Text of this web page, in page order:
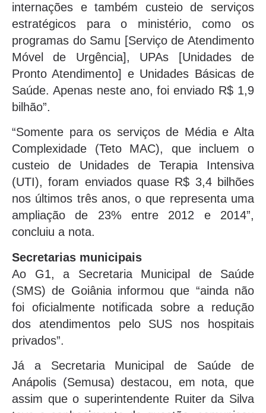
internações e também custeio de serviços
estratégicos para o ministério, como os
programas do Samu [Serviço de Atendimento
Móvel de Urgência], UPAs [Unidades de
Pronto Atendimento] e Unidades Básicas de
Saúde. Apenas neste ano, foi enviado R$ 1,9
bilhão”.
“Somente para os serviços de Média e Alta
Complexidade (Teto MAC), que incluem o
custeio de Unidades de Terapia Intensiva
(UTI), foram enviados quase R$ 3,4 bilhões
nos últimos três anos, o que representa uma
ampliação de 23% entre 2012 e 2014”,
concluiu a nota.
Secretarias municipais
Ao G1, a Secretaria Municipal de Saúde
(SMS) de Goiânia informou que “ainda não
foi oficialmente notificada sobre a redução
dos atendimentos pelo SUS nos hospitais
privados”.
Já a Secretaria Municipal de Saúde de
Anápolis (Semusa) destacou, em nota, que
assim que o superintendente Ruiter da Silva